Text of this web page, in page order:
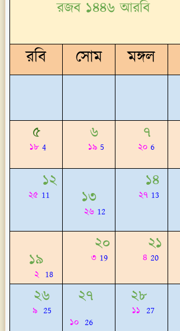
রজব ১৪৪৬ আরবি
রবি সোম মঙ্গল
৫
১৮4
৬
১৯ 5
৭
২০6
১২
২৫ 11 ১৩
২৬ 12
১৪
২৭ 13
১৯
২ 18
২০
৩ 19
২১
৪ 20
২৬
৯ 25
২৭
১০ 26
২৮
১১ 27